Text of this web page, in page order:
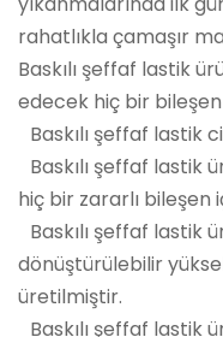
rahatlıkla çamaşır
Baskılı şeffaf lastik
edecek hiç bir
Baskılı şeffaf lastik
Baskılı şeffaf lastik
hiç bir zararlı bileşen
Baskılı şeffaf lastik
dönüştürülebilir
üretilmiştir.
Baskılı şeffaf lastik